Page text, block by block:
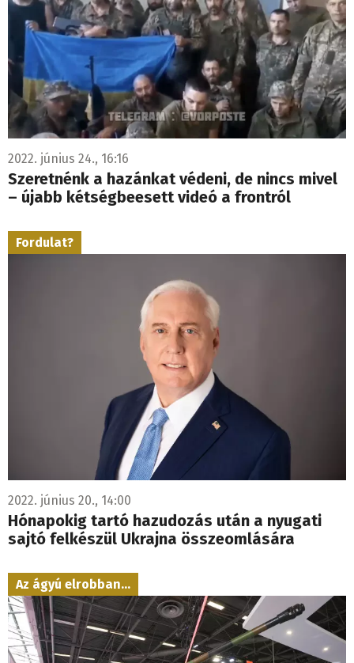
2022. június 24., 16:16
Szeretnénk a hazánkat védeni, de nincs mivel
– újabb kétségbeesett videó a frontról
Fordulat?
2022. június 20., 14:00
Hónapokig tartó hazudozás után a nyugati
sajtó felkészül Ukrajna összeomlására
Az ágyú elrobban...